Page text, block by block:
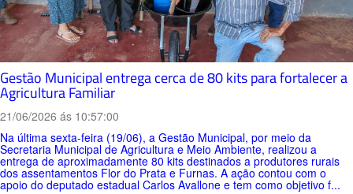
Gestão Municipal entrega cerca de 80 kits para fortalecer a
Agricultura Familiar
21/06/2026 ás 10:57:00
Na última sexta-feira (19/06), a Gestão Municipal, por meio da
Secretaria Municipal de Agricultura e Meio Ambiente, realizou a
entrega de aproximadamente 80 kits destinados a produtores rurais
dos assentamentos Flor do Prata e Furnas. A ação contou com o
apoio do deputado estadual Carlos Avallone e tem como objetivo f...